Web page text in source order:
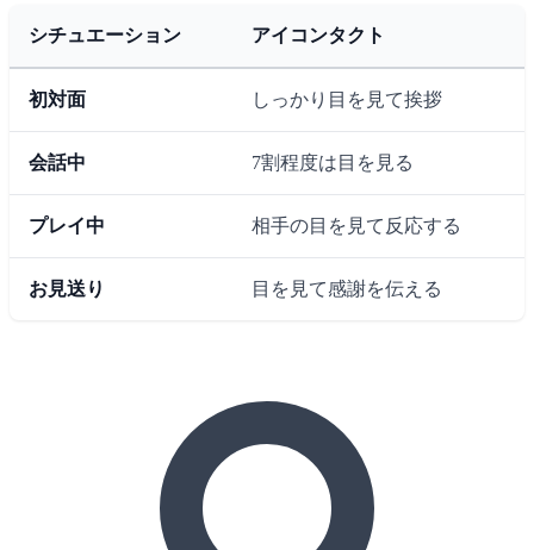
シチュエーション アイコンタクト
初対面 しっかり目を見て挨拶
会話中 7割程度は目を見る
プレイ中 相手の目を見て反応する
お見送り 目を見て感謝を伝える